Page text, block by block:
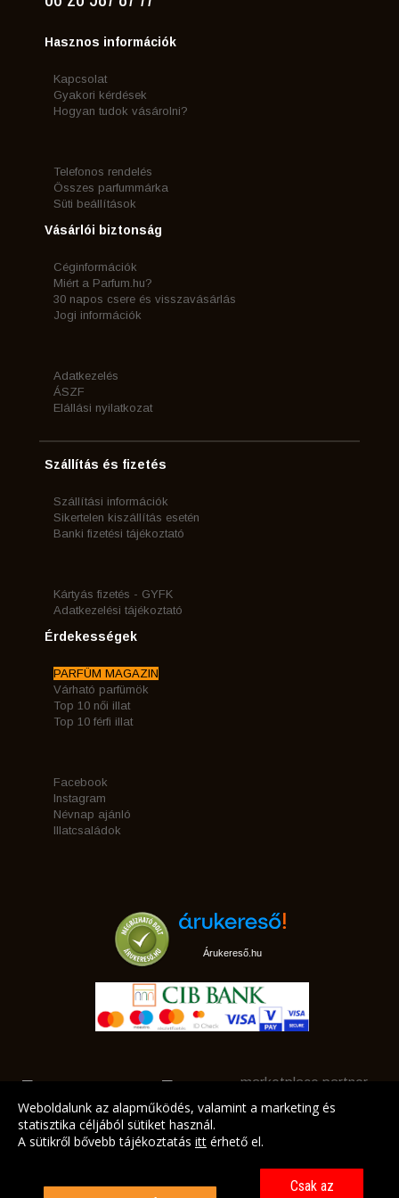
Hasznos információk
Kapcsolat
Gyakori kérdések
Hogyan tudok vásárolni?
Telefonos rendelés
Összes parfummárka
Süti beállítások
Vásárlói biztonság
Céginformációk
Miért a Parfum.hu?
30 napos csere és visszavásárlás
Jogi információk
Adatkezelés
ÁSZF
Elállási nyilatkozat
Szállítás és fizetés
Szállítási információk
Sikertelen kiszállítás esetén
Banki fizetési tájékoztató
Kártyás fizetés - GYFK
Adatkezelési tájékoztató
Érdekességek
PARFÜM MAGAZIN
Várható parfümök
Top 10 női illat
Top 10 férfi illat
Facebook
Instagram
Névnap ajánló
Illatcsaládok
Árukereső.hu
marketplace partner
Weboldalunk az alapműködés, valamint a marketing és
statisztika céljából sütiket használ.
A sütikről bővebb tájékoztatás itt érhető el.
Csak az